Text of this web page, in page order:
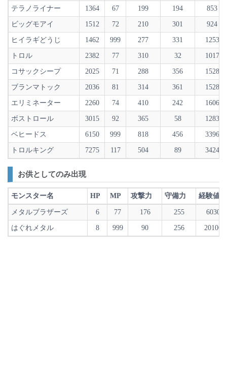
テラノライナー 1364 67 199 194 853
ビッグモアイ 1512 72 210 301 924
ヒイラギどうじ 1462 999 277 331 1253
トロル 2382 77 310 32 1017
コサックシープ 2025 71 288 356 1528
ブランマトック 2036 81 314 361 1528
エリミネーター 2260 74 410 242 1606
ボストロール 3015 92 365 58 1283
ベヒードス 6150 999 818 456 3396
トロルキング 7275 117 504 89 3424
お供としてのみ出現
モンスター名 HP MP 攻撃力 守備力 経験値
メタルブラザーズ 6 77 176 255 6030
はぐれメタル 8 999 90 256 20100